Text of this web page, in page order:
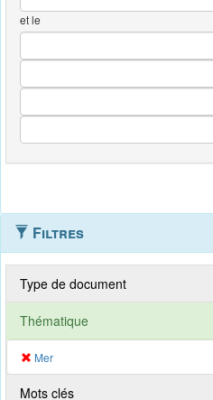
et le
Filtres
Type de document
Thématique
Mer
Mots clés